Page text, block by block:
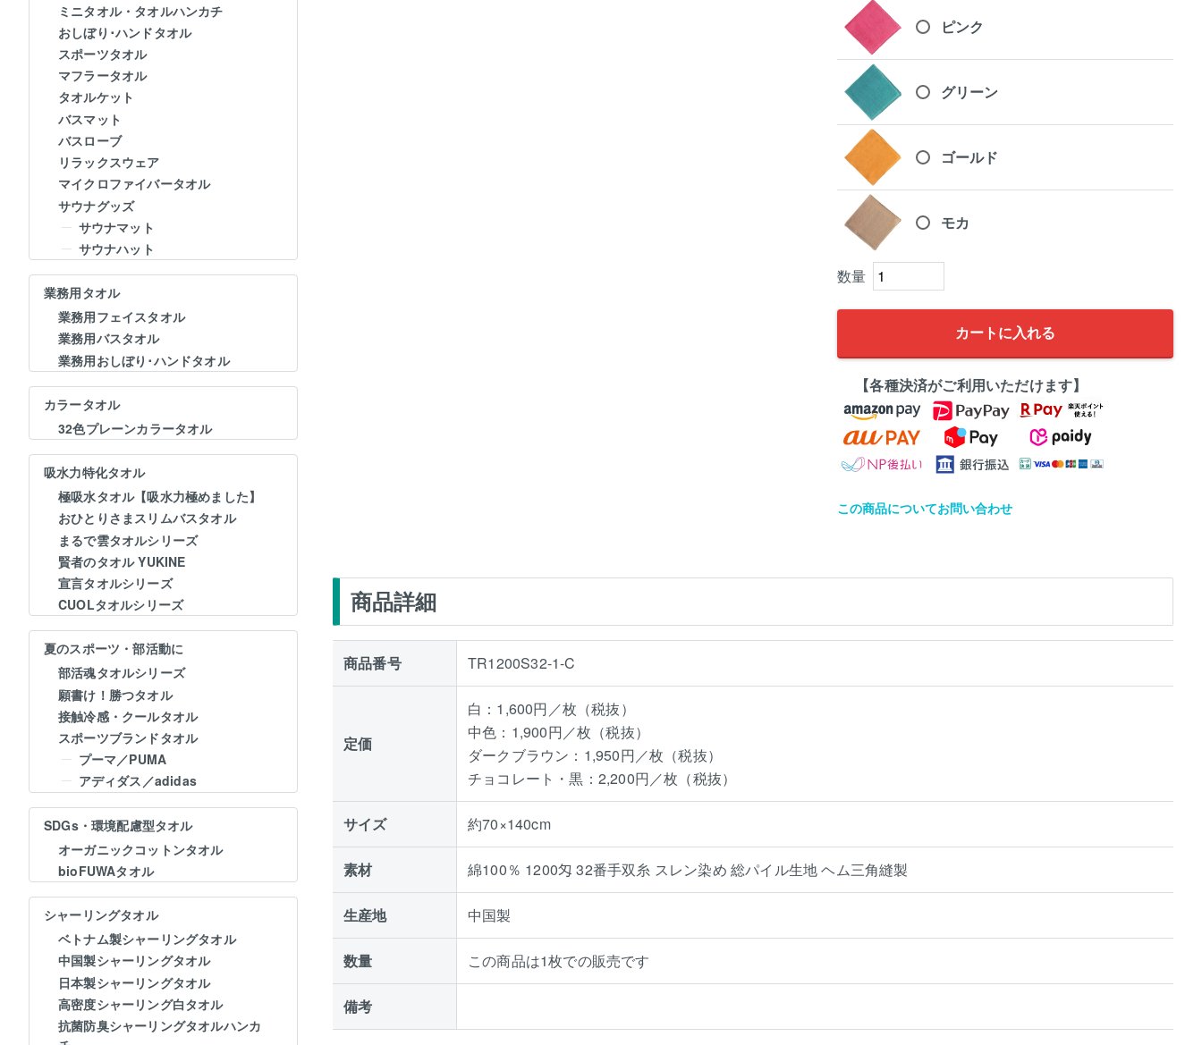
ミニタオル・タオルハンカチ
おしぼり･ハンドタオル
スポーツタオル
マフラータオル
タオルケット
バスマット
バスローブ
リラックスウェア
マイクロファイバータオル
サウナグッズ
サウナマット
サウナハット
業務用タオル
業務用フェイスタオル
業務用バスタオル
業務用おしぼり･ハンドタオル
カラータオル
32色プレーンカラータオル
吸水力特化タオル
極吸水タオル【吸水力極めました】
おひとりさまスリムバスタオル
まるで雲タオルシリーズ
賢者のタオル YUKINE
宣言タオルシリーズ
CUOLタオルシリーズ
夏のスポーツ・部活動に
部活魂タオルシリーズ
願書け！勝つタオル
接触冷感・クールタオル
スポーツブランドタオル
プーマ／PUMA
アディダス／adidas
SDGs・環境配慮型タオル
オーガニックコットンタオル
bioFUWAタオル
シャーリングタオル
ベトナム製シャーリングタオル
中国製シャーリングタオル
日本製シャーリングタオル
高密度シャーリング白タオル
抗菌防臭シャーリングタオルハンカ
ピンク
グリーン
ゴールド
モカ
カートに入れる
【各種決済がご利用いただけます】
この商品についてお問い合わせ
商品詳細
商品番号 TR1200S32-1-C
定価
白：1,600円／枚（税抜）
中色：1,900円／枚（税抜）
ダークブラウン：1,950円／枚（税抜）
チョコレート・黒：2,200円／枚（税抜）
サイズ 約70×140cm
素材 綿100％ 1200匁 32番手双糸 スレン染め 総パイル生地 ヘム三角縫製
生産地 中国製
数量 この商品は1枚での販売です
備考